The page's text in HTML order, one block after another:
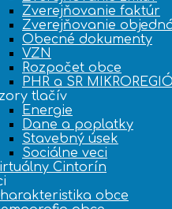
Zverejňovanie faktúr
Zverejňovanie
Obecné dokumenty
VZN
Rozpočet obce
PHR a SR
tlačív
Energie
Dane a poplatky
Stavebný úsek
Sociálne veci
Cintorín
obce